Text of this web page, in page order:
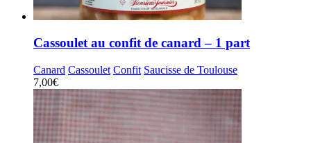
Cassoulet au confit de canard – 1 part
Canard Cassoulet Confit Saucisse de Toulouse
7,00€